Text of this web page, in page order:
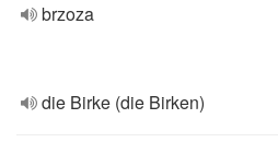
brzoza
die Birke (die Birken)